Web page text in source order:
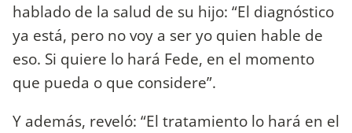
hablado de la salud de su hijo: “El diagnóstico
ya está, pero no voy a ser yo quien hable de
eso. Si quiere lo hará Fede, en el momento
que pueda o que considere”.
Y además, reveló: “El tratamiento lo hará en el